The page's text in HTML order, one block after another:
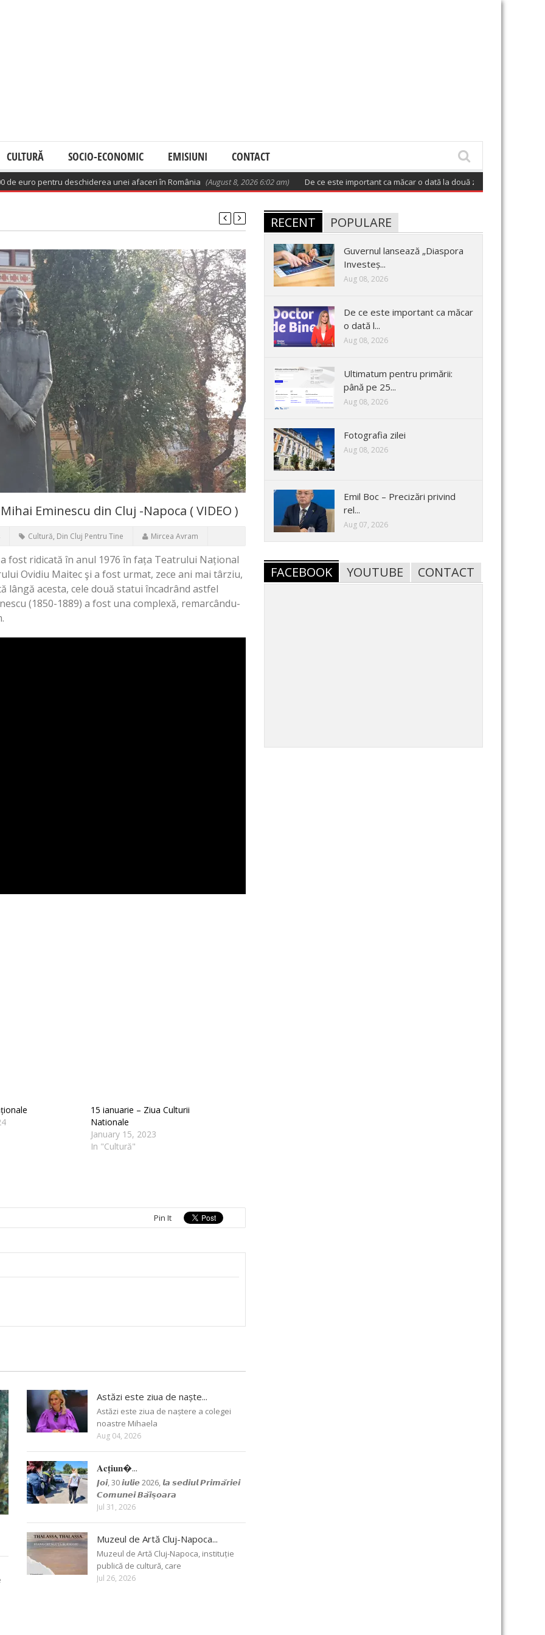
CULTURĂ SOCIO-ECONOMIC EMISIUNI CONTACT
pentru deschiderea unei afaceri în România (August 8, 2026 6:02 am) De ce este important ca măcar o dată la două zile să avem o oră de
Eminescu din Cluj -Napoca ( VIDEO )
Cultură, Din Cluj Pentru Tine Mircea Avram
fost ridicată în anul 1976 în fața Teatrului Național
Ovidiu Maitec şi a fost urmat, zece ani mai târziu,
lângă acesta, cele două statui încadrând astfel
(1850-1889) a fost una complexă, remarcându-
15 ianuarie – Ziua Culturii
Nationale
January 15, 2023
In "Cultură"
Pin It
Astăzi este ziua de naște...
Astăzi este ziua de naștere a colegei
noastre Mihaela
Aug 04, 2026
𝐀𝐜𝐭̦𝐢𝐮𝐧�...
𝙅𝙤𝙞, 30 𝙞𝙪𝙡𝙞𝙚 2026, 𝙡𝙖 𝙨𝙚𝙙𝙞𝙪𝙡 𝙋𝙧𝙞𝙢𝙖̆𝙧𝙞𝙚𝙞
𝘾𝙤𝙢𝙪𝙣𝙚𝙞 𝘽𝙖̆𝙞𝙨̦𝙤𝙖𝙧𝙖
Jul 31, 2026
Muzeul de Artă Cluj-Napoca...
Muzeul de Artă Cluj-Napoca, instituție
publică de cultură, care
Jul 26, 2026
RECENT POPULARE
Guvernul lansează „Diaspora
Investeș...
Aug 08, 2026
De ce este important ca măcar
o dată l...
Aug 08, 2026
Ultimatum pentru primării:
până pe 25...
Aug 08, 2026
Fotografia zilei
Aug 08, 2026
Emil Boc – Precizări privind
rel...
Aug 07, 2026
FACEBOOK YOUTUBE CONTACT